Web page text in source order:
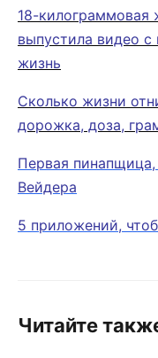
18-килограммовая
выпустила видео
жизнь
Сколько жизни
дорожка, доза,
Первая
Вейдера
5 приложений,
Читайте